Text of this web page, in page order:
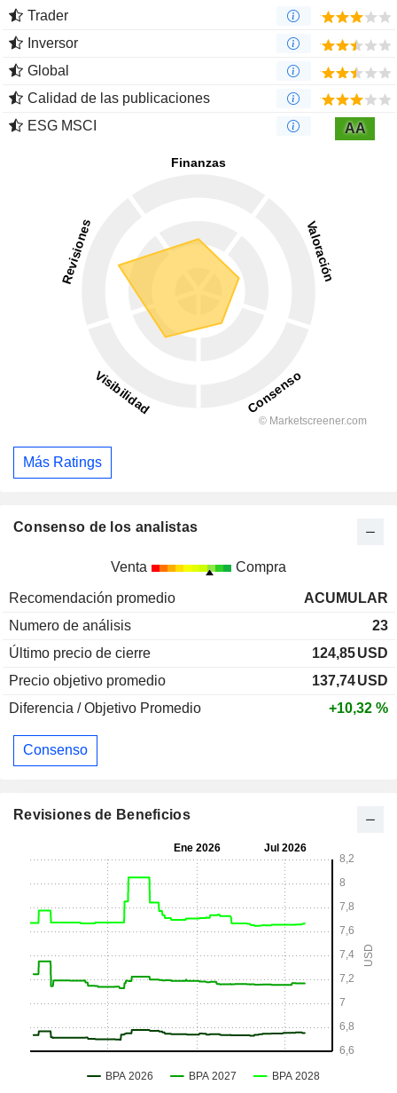
Trader
Inversor
Global
Calidad de las publicaciones
ESG MSCI
AA
Más Ratings
Consenso de los analistas
Venta Compra
Recomendación promedio
ACUMULAR
Numero de análisis
23
Último precio de cierre
124,85USD
Precio objetivo promedio
137,74USD
Diferencia / Objetivo Promedio
+10,32 %
Consenso
Revisiones de Beneficios